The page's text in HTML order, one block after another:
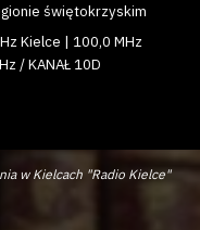
świętokrzyskim
Kielce | 100,0 MHz
/ KANAŁ 10D
w Kielcach "Radio Kielce"